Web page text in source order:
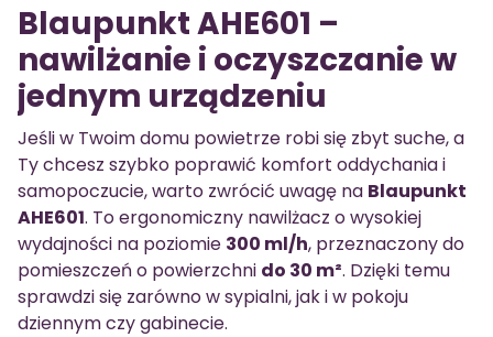
Blaupunkt AHE601 –
nawilżanie i oczyszczanie w
jednym urządzeniu
Jeśli w Twoim domu powietrze robi się zbyt suche, a
Ty chcesz szybko poprawić komfort oddychania i
samopoczucie, warto zwrócić uwagę na Blaupunkt
AHE601. To ergonomiczny nawilżacz o wysokiej
wydajności na poziomie 300 ml/h, przeznaczony do
pomieszczeń o powierzchni do 30 m². Dzięki temu
sprawdzi się zarówno w sypialni, jak i w pokoju
dziennym czy gabinecie.